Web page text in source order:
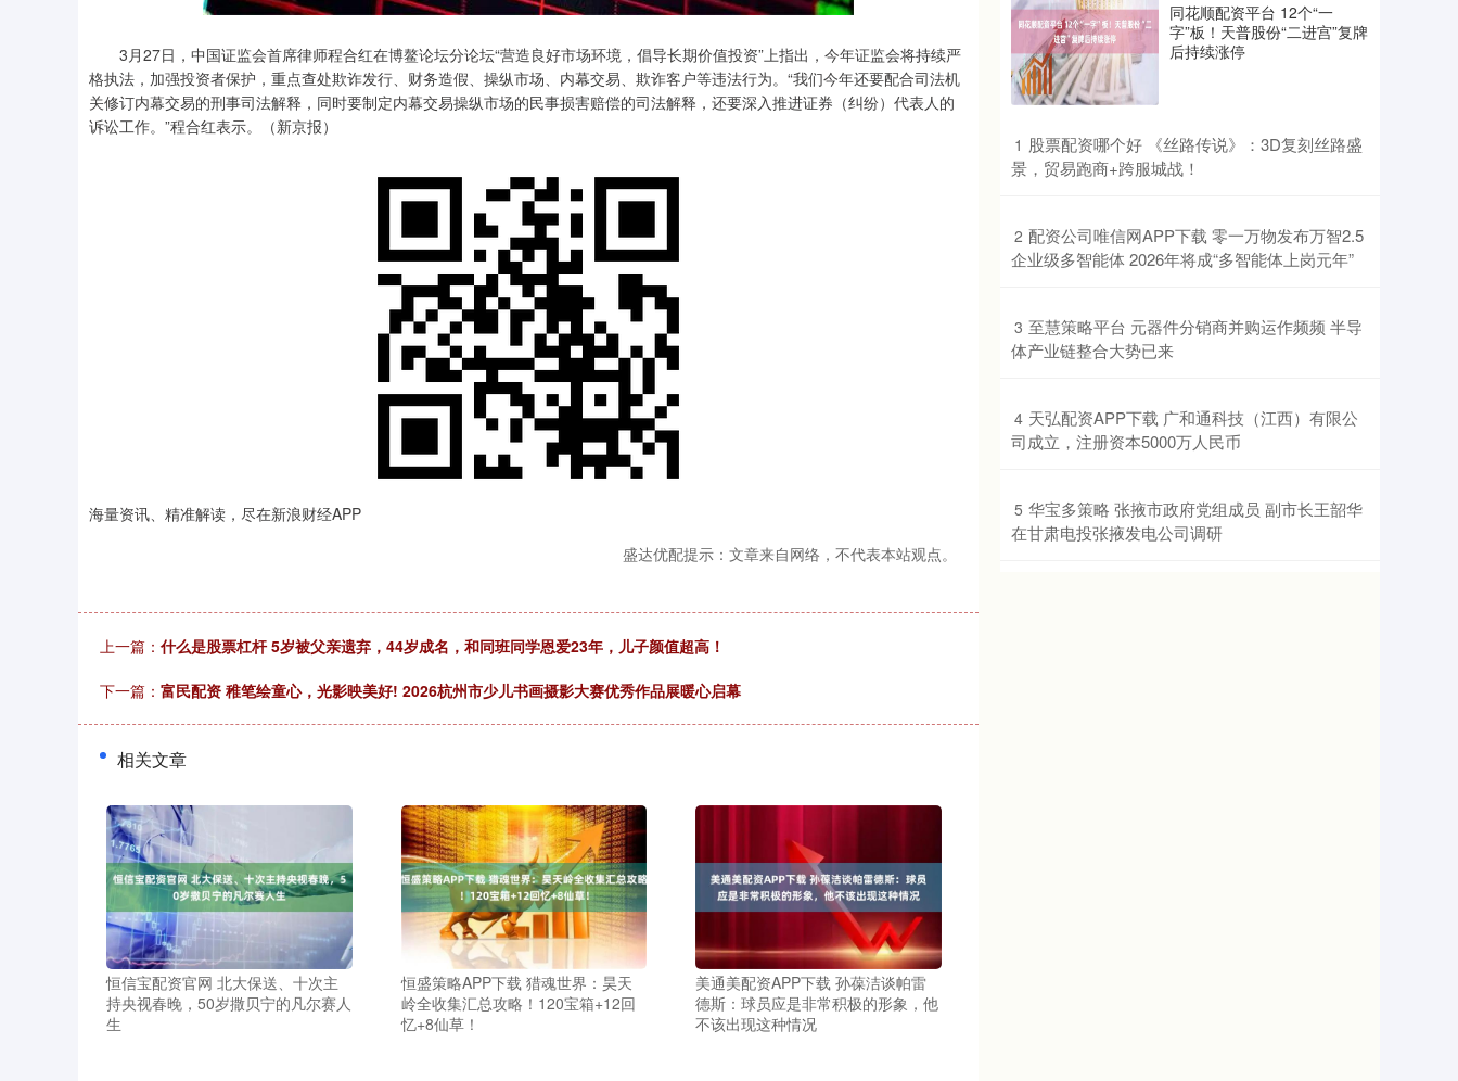
3月27日，中国证监会首席律师程合红在博鳌论坛分论坛“营造良好市场环境，倡导长期价值投资”上指出，今年证监会将持续严
格执法，加强投资者保护，重点查处欺诈发行、财务造假、操纵市场、内幕交易、欺诈客户等违法行为。“我们今年还要配合司法机
关修订内幕交易的刑事司法解释，同时要制定内幕交易操纵市场的民事损害赔偿的司法解释，还要深入推进证券（纠纷）代表人的
诉讼工作。”程合红表示。（新京报）
海量资讯、精准解读，尽在新浪财经APP
盛达优配提示：文章来自网络，不代表本站观点。
上一篇： 什么是股票杠杆 5岁被父亲遗弃，44岁成名，和同班同学恩爱23年，儿子颜值超高！
下一篇： 富民配资 稚笔绘童心，光影映美好! 2026杭州市少儿书画摄影大赛优秀作品展暖心启幕
相关文章
恒信宝配资官网 北大保送、十次主
持央视春晚，50岁撒贝宁的凡尔赛人
生
恒盛策略APP下载 猎魂世界：昊天
岭全收集汇总攻略！120宝箱+12回
忆+8仙草！
美通美配资APP下载 孙葆洁谈帕雷
德斯：球员应是非常积极的形象，他
不该出现这种情况
同花顺配资平台 12个“一
字”板！天普股份“二进宫”复牌
后持续涨停
1 ​股票配资哪个好 《丝路传说》：3D复刻丝路盛
景，贸易跑商+跨服城战！
2 ​配资公司唯信网APP下载 零一万物发布万智2.5
企业级多智能体 2026年将成“多智能体上岗元年”
3 ​至慧策略平台 元器件分销商并购运作频频 半导
体产业链整合大势已来
4 ​天弘配资APP下载 广和通科技（江西）有限公
司成立，注册资本5000万人民币
5 ​华宝多策略 张掖市政府党组成员 副市长王韶华
在甘肃电投张掖发电公司调研